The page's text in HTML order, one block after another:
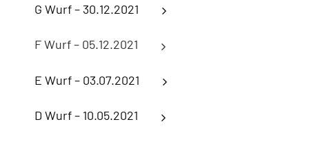
G Wurf – 30.12.2021
F Wurf – 05.12.2021
E Wurf – 03.07.2021
D Wurf – 10.05.2021